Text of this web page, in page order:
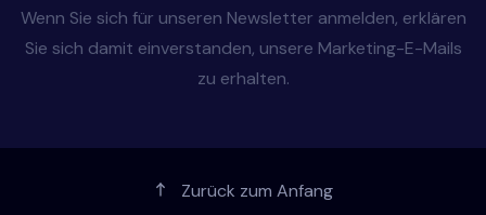
Wenn Sie sich für unseren Newsletter anmelden, erklären
Sie sich damit einverstanden, unsere Marketing-E-Mails
zu erhalten.
Zurück zum Anfang